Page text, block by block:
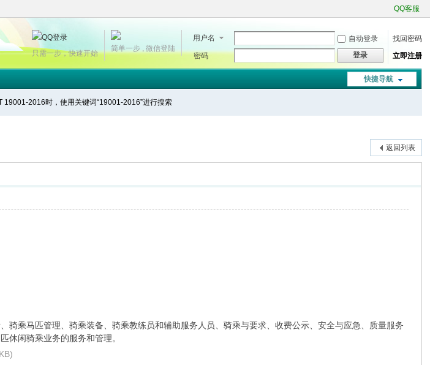
QQ客服
用户名 自动登录
找回密码
密码
登录 立即注册
简单一步 , 微信登陆
只需一步，快速开始
快捷导航
19001-2016时，使用关键词“19001-2016”进行搜索
返回列表
骑乘马匹管理、骑乘装备、骑乘教练员和辅助服务人员、骑乘与要求、收费公示、安全与应急、质量服务
休闲骑乘业务的服务和管理。